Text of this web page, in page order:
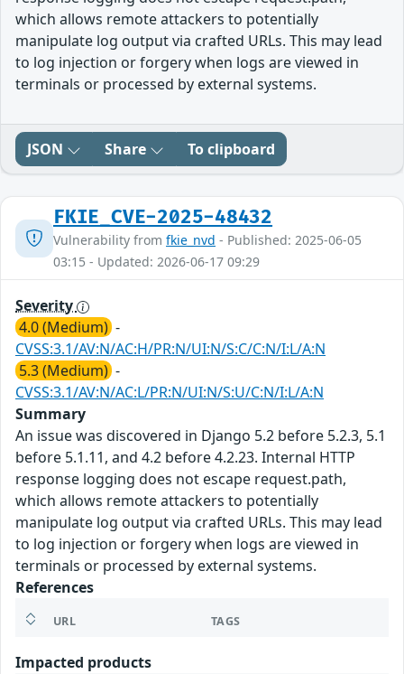
which allows remote attackers to potentially
manipulate log output via crafted URLs. This may lead
to log injection or forgery when logs are viewed in
terminals or processed by external systems.
JSON Share To clipboard
FKIE_CVE-2025-48432
Vulnerability from fkie_nvd - Published: 2025-06-05
03:15 - Updated: 2026-06-17 09:29
Severity
4.0 (Medium) -
CVSS:3.1/AV:N/AC:H/PR:N/UI:N/S:C/C:N/I:L/A:N
5.3 (Medium) -
CVSS:3.1/AV:N/AC:L/PR:N/UI:N/S:U/C:N/I:L/A:N
Summary
An issue was discovered in Django 5.2 before 5.2.3, 5.1
before 5.1.11, and 4.2 before 4.2.23. Internal HTTP
response logging does not escape request.path,
which allows remote attackers to potentially
manipulate log output via crafted URLs. This may lead
to log injection or forgery when logs are viewed in
terminals or processed by external systems.
References
URL TAGS
Impacted products